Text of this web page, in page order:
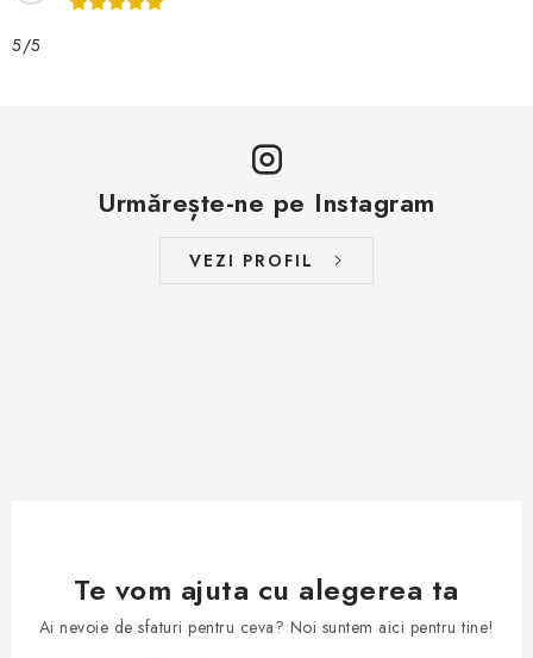
5/5
Urmărește-ne pe Instagram
VEZI PROFIL
Te vom ajuta cu alegerea ta
Ai nevoie de sfaturi pentru ceva? Noi suntem aici pentru tine!